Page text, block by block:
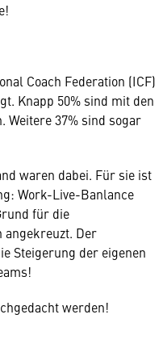
Coach Federation (ICF)
Knapp 50% sind mit den
Weitere 37% sind sogar
waren dabei. Für sie ist
Work-Live-Banlance
für die
angekreuzt. Der
Steigerung der eigenen
werden!